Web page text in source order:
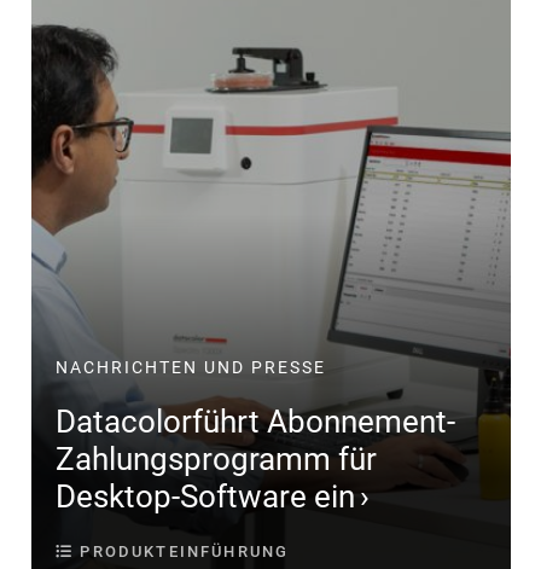
NACHRICHTEN UND PRESSE
Datacolorführt Abonnement-
Zahlungsprogramm für
Desktop-Software ein
PRODUKTEINFÜHRUNG